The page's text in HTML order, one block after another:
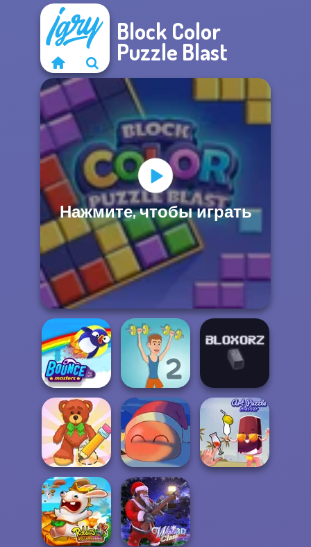
Block Color
Puzzle Blast
Нажмите, чтобы играть
Bouncemasters Muscle Clicker 2 Bloxorz
Wipe Insight
Master
Fireblob Winter